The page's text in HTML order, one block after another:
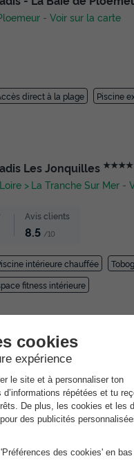
-Voir sur la carte
direct à la plage
Piscine
Les Jonquilles ★★★★
La Tranche Sur Mer -
Avis clients
8.5 /10
intérieure chauffée
fitness intérieure
Bel-Air Village Les
Saint Remy Sur Durolle
Avis clients
8.7